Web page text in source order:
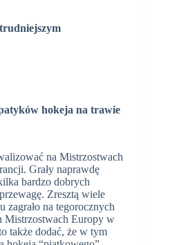
hokeja na trawie
na Mistrzostwach
Grały naprawdę
bardzo dobrych
Zresztą wiele
zagrało na tegorocznych
Mistrzostwach Europy w
także dodać, że w tym